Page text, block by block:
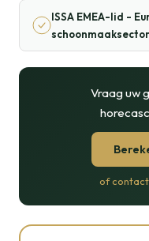
ISSA EMEA-lid -
schoonmaaksector
Vraag uw
of